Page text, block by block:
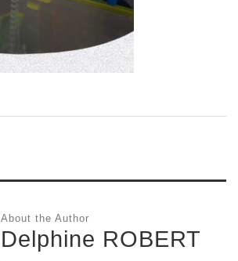
About the Author
Delphine ROBERT